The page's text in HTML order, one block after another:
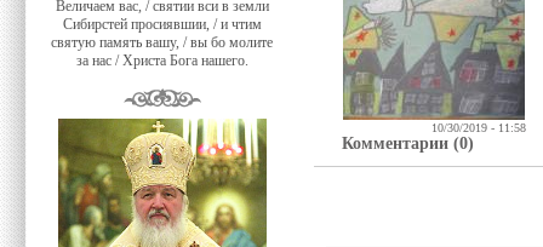
Величаем вас, / святии вси в земли
Сибирстей просиявшии, / и чтим
святую память вашу, / вы бо молите
за нас / Христа Бога нашего.
10/30/2019 - 11:58
Комментарии (0)